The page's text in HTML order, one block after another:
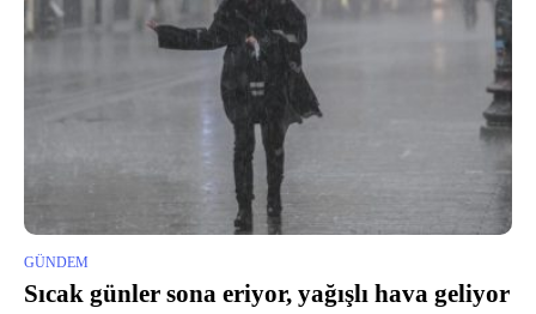
GÜNDEM
Sıcak günler sona eriyor, yağışlı hava geliyor